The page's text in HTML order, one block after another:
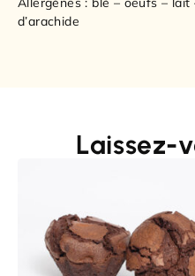
d’arachide
Laissez-